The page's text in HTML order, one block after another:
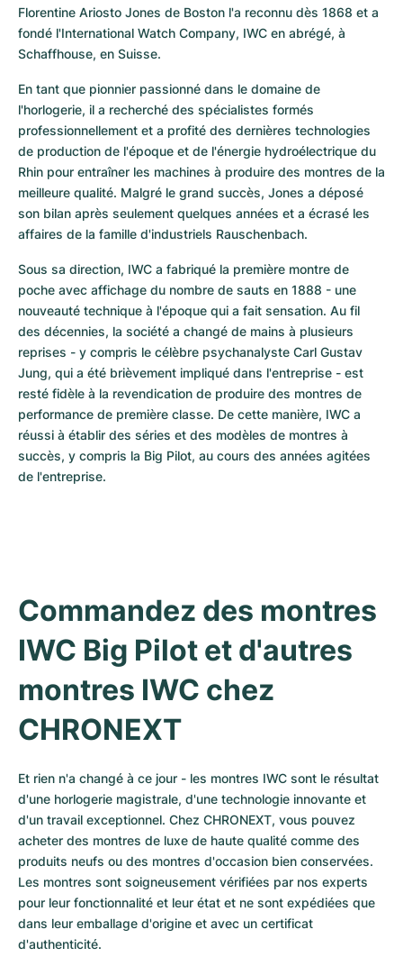
Florentine Ariosto Jones de Boston l'a reconnu dès 1868 et a
fondé l'International Watch Company, IWC en abrégé, à
Schaffhouse, en Suisse.
En tant que pionnier passionné dans le domaine de
l'horlogerie, il a recherché des spécialistes formés
professionnellement et a profité des dernières technologies
de production de l'époque et de l'énergie hydroélectrique du
Rhin pour entraîner les machines à produire des montres de la
meilleure qualité. Malgré le grand succès, Jones a déposé
son bilan après seulement quelques années et a écrasé les
affaires de la famille d'industriels Rauschenbach.
Sous sa direction, IWC a fabriqué la première montre de
poche avec affichage du nombre de sauts en 1888 - une
nouveauté technique à l'époque qui a fait sensation. Au fil
des décennies, la société a changé de mains à plusieurs
reprises - y compris le célèbre psychanalyste Carl Gustav
Jung, qui a été brièvement impliqué dans l'entreprise - est
resté fidèle à la revendication de produire des montres de
performance de première classe. De cette manière, IWC a
réussi à établir des séries et des modèles de montres à
succès, y compris la Big Pilot, au cours des années agitées
de l'entreprise.
Commandez des montres
IWC Big Pilot et d'autres
montres IWC chez
CHRONEXT
Et rien n'a changé à ce jour - les montres IWC sont le résultat
d'une horlogerie magistrale, d'une technologie innovante et
d'un travail exceptionnel. Chez CHRONEXT, vous pouvez
acheter des montres de luxe de haute qualité comme des
produits neufs ou des montres d'occasion bien conservées.
Les montres sont soigneusement vérifiées par nos experts
pour leur fonctionnalité et leur état et ne sont expédiées que
dans leur emballage d'origine et avec un certificat
d'authenticité.